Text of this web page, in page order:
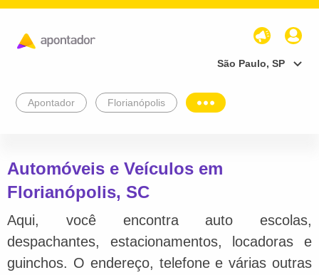
São Paulo, SP
Apontador Florianópolis
Automóveis e Veículos em
Florianópolis, SC
Aqui, você encontra auto escolas,
despachantes, estacionamentos, locadoras e
guinchos. O endereço, telefone e várias outras